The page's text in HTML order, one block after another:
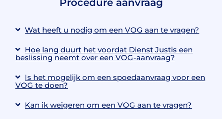
Procedure aanvraag
Wat heeft u nodig om een VOG aan te vragen?
Hoe lang duurt het voordat Dienst Justis een
beslissing neemt over een VOG-aanvraag?
Is het mogelijk om een spoedaanvraag voor een
VOG te doen?
Kan ik weigeren om een VOG aan te vragen?